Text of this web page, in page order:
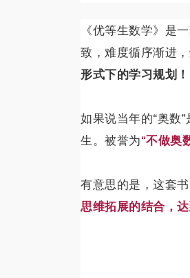
《优等生数学》是
致，难度循序渐进，
形式下的学习规划！
如果说当年的“奥数
生。被誉为“不做奥
有意思的是，这套
思维拓展的结合，